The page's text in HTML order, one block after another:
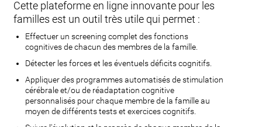
Cette plateforme en ligne innovante pour les
familles est un outil très utile qui permet :
Effectuer un screening complet des fonctions
cognitives de chacun des membres de la famille.
Détecter les forces et les éventuels déficits cognitifs.
Appliquer des programmes automatisés de stimulation
cérébrale et/ou de réadaptation cognitive
personnalisés pour chaque membre de la famille au
moyen de différents tests et exercices cognitifs.